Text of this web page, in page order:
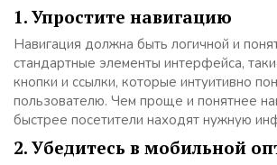
1. Упростите навигацию
Навигация должна быть логичной и
стандартные элементы интерфейса,
кнопки и ссылки, которые интуитивно
пользователю. Чем проще и понятнее
быстрее посетители находят нужную
2. Убедитесь в мобильной